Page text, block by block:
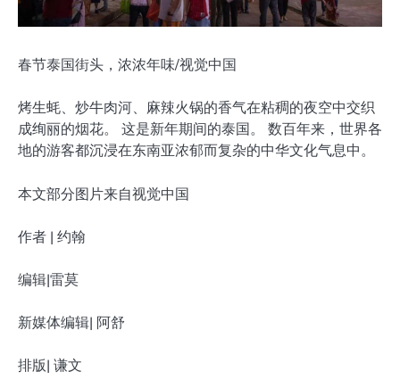
春节泰国街头，浓浓年味/视觉中国
烤生蚝、炒牛肉河、麻辣火锅的香气在粘稠的夜空中交织
成绚丽的烟花。 这是新年期间的泰国。 数百年来，世界各
地的游客都沉浸在东南亚浓郁而复杂的中华文化气息中。
本文部分图片来自视觉中国
作者 | 约翰
编辑|雷莫
新媒体编辑| 阿舒
排版| 谦文